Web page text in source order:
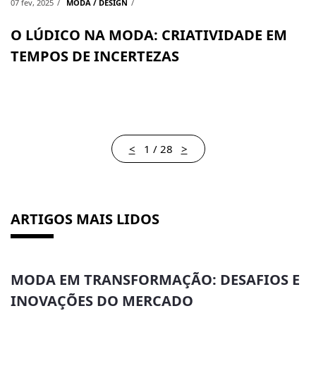
07 fev, 2025 MODA / DESIGN
O LÚDICO NA MODA: CRIATIVIDADE EM
TEMPOS DE INCERTEZAS
< 1 / 28 >
ARTIGOS MAIS LIDOS
MODA EM TRANSFORMAÇÃO: DESAFIOS E
INOVAÇÕES DO MERCADO